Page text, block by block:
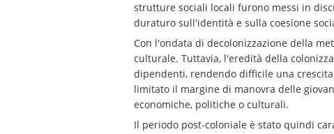
strutture sociali locali furono messi in
duraturo sull'identità e sulla coesione
Con l'ondata di decolonizzazione della
culturale. Tuttavia, l'eredità della
dipendenti, rendendo difficile una
limitato il margine di manovra delle
economiche, politiche o culturali.
Il periodo post-coloniale è stato quindi